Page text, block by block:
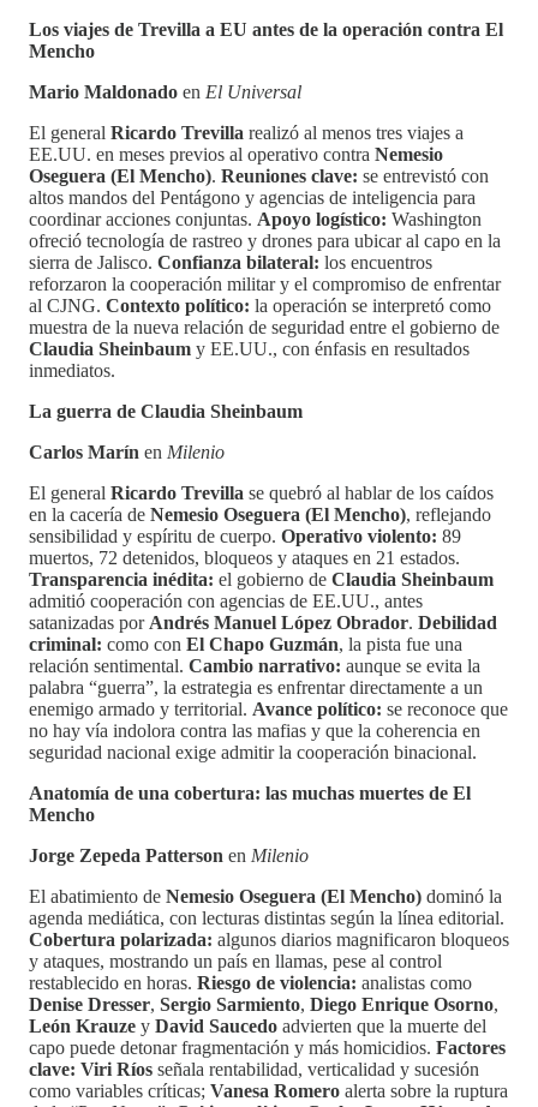
Los viajes de Trevilla a EU antes de la operación contra El
Mencho
Mario Maldonado en El Universal
El general Ricardo Trevilla realizó al menos tres viajes a
EE.UU. en meses previos al operativo contra Nemesio
Oseguera (El Mencho). Reuniones clave: se entrevistó con
altos mandos del Pentágono y agencias de inteligencia para
coordinar acciones conjuntas. Apoyo logístico: Washington
ofreció tecnología de rastreo y drones para ubicar al capo en la
sierra de Jalisco. Confianza bilateral: los encuentros
reforzaron la cooperación militar y el compromiso de enfrentar
al CJNG. Contexto político: la operación se interpretó como
muestra de la nueva relación de seguridad entre el gobierno de
Claudia Sheinbaum y EE.UU., con énfasis en resultados
inmediatos.
La guerra de Claudia Sheinbaum
Carlos Marín en Milenio
El general Ricardo Trevilla se quebró al hablar de los caídos
en la cacería de Nemesio Oseguera (El Mencho), reflejando
sensibilidad y espíritu de cuerpo. Operativo violento: 89
muertos, 72 detenidos, bloqueos y ataques en 21 estados.
Transparencia inédita: el gobierno de Claudia Sheinbaum
admitió cooperación con agencias de EE.UU., antes
satanizadas por Andrés Manuel López Obrador. Debilidad
criminal: como con El Chapo Guzmán, la pista fue una
relación sentimental. Cambio narrativo: aunque se evita la
palabra “guerra”, la estrategia es enfrentar directamente a un
enemigo armado y territorial. Avance político: se reconoce que
no hay vía indolora contra las mafias y que la coherencia en
seguridad nacional exige admitir la cooperación binacional.
Anatomía de una cobertura: las muchas muertes de El
Mencho
Jorge Zepeda Patterson en Milenio
El abatimiento de Nemesio Oseguera (El Mencho) dominó la
agenda mediática, con lecturas distintas según la línea editorial.
Cobertura polarizada: algunos diarios magnificaron bloqueos
y ataques, mostrando un país en llamas, pese al control
restablecido en horas. Riesgo de violencia: analistas como
Denise Dresser, Sergio Sarmiento, Diego Enrique Osorno,
León Krauze y David Saucedo advierten que la muerte del
capo puede detonar fragmentación y más homicidios. Factores
clave: Viri Ríos señala rentabilidad, verticalidad y sucesión
como variables críticas; Vanesa Romero alerta sobre la ruptura